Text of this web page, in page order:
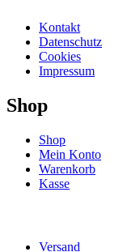
Kontakt
Datenschutz
Cookies
Impressum
Shop
Shop
Mein Konto
Warenkorb
Kasse
Versand